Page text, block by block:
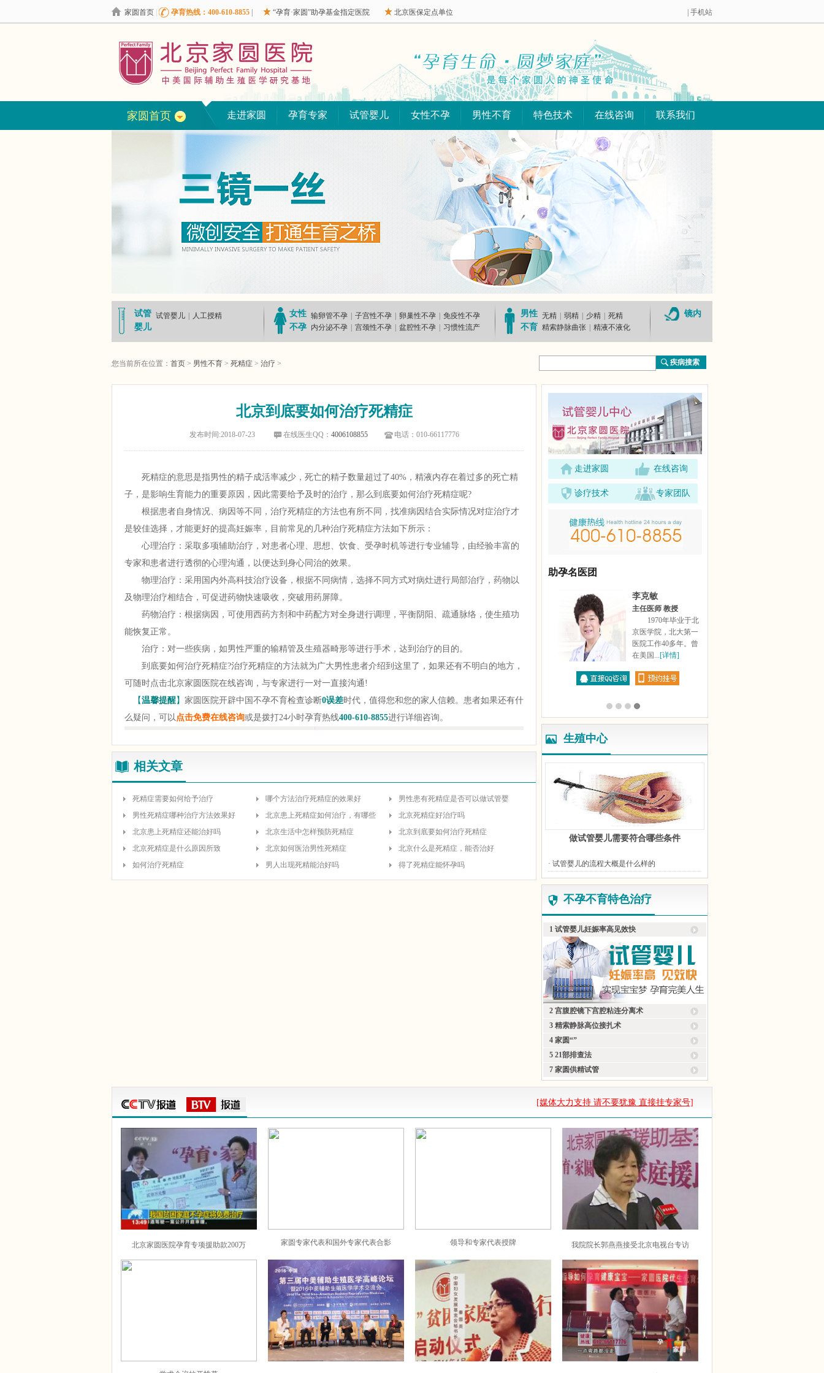
家圆首页 孕育热线：400-610-8855 “孕育·家圆”助孕基金指定医院 北京医保定点单位 | 手机站
家圆首页 走进家圆 孕育专家 试管婴儿 女性不孕 男性不育 特色技术 在线咨询 联系我们
试管
婴儿
试管婴儿 人工授精
女性
不孕
输卵管不孕 子宫性不孕 卵巢性不孕
免疫性不孕
内分泌不孕
宫颈性不孕 盆腔性不孕 习惯性流产
男性
不育
无精 弱精 少精
死精
精索静脉曲张
精液不液化
镜内
您当前所在位置： 首页 > 男性不育 > 死精症 > 治疗 >
北京到底要如何治疗死精症
发布时间:2018-07-23 在线医生QQ： 4006108855 电话：010-66117776
死精症的意思是指男性的精子成活率减少，死亡的精子数量超过了40%，精液内存在着过多的死亡精
子，是影响生育能力的重要原因，因此需要给予及时的治疗，那么到底要如何治疗死精症呢?
根据患者自身情况、病因等不同，治疗死精症的方法也有所不同，找准病因结合实际情况对症治疗才
是较佳选择，才能更好的提高妊娠率，目前常见的几种治疗死精症方法如下所示：
心理治疗：采取多项辅助治疗，对患者心理、思想、饮食、受孕时机等进行专业辅导，由经验丰富的
专家和患者进行透彻的心理沟通，以便达到身心同治的效果。
物理治疗：采用国内外高科技治疗设备，根据不同病情，选择不同方式对病灶进行局部治疗，药物以
及物理治疗相结合，可促进药物快速吸收，突破用药屏障。
药物治疗：根据病因，可使用西药方剂和中药配方对全身进行调理，平衡阴阳、疏通脉络，使生殖功
能恢复正常。
治疗：对一些疾病，如男性严重的输精管及生殖器畸形等进行手术，达到治疗的目的。
到底要如何治疗死精症?治疗死精症的方法就为广大男性患者介绍到这里了，如果还有不明白的地方，
可随时点击北京家圆医院在线咨询，与专家进行一对一直接沟通!
【温馨提醒】 家圆医院开辟中国不孕不育检查诊断0误差时代，值得您和您的家人信赖。患者如果还有什
么疑问，可以点击免费在线咨询或是拨打24小时孕育热线400-610-8855进行详细咨询。
相关文章
死精症需要如何给予治疗 哪个方法治疗死精症的效果好
男性患有死精症是否可以做试管婴
男性死精症哪种治疗方法效果好
北京患上死精症如何治疗，有哪些
北京死精症好治疗吗
北京患上死精症还能治好吗
北京生活中怎样预防死精症
北京到底要如何治疗死精症
北京死精症是什么原因所致
北京如何医治男性死精症
北京什么是死精症，能否治好
如何治疗死精症
男人出现死精能治好吗 得了死精症能怀孕吗
走进家圆 在线咨询
诊疗技术 专家团队
助孕名医团
廖希
主任医师 博士
毕业于中南大学
实验室 ,25年不孕不育
症... [详情]
主任医师
擅长辅助生殖技
孕不育症...[详情]
主治医师
专业特长为妇产
李克敏
主任医师 教授
1970年毕业于北
京医学院，北大第一
医院工作40多年。曾
在美国...[详情]
生殖中心
做试管婴儿需要符合哪些条件
· 试管婴儿的流程大概是什么样的
不孕不育特色治疗
1 试管婴儿妊娠率高见效快
2 宫腹腔镜下宫腔粘连分离术
3 精索静脉高位接扎术
4 家圆“”
5 21部排查法
7 家圆供精试管
[媒体大力支持 请不要犹豫 直接挂专家号]
北京家圆医院孕育专项援助款200万 家圆专家代表和国外专家代表合影 领导和专家代表授牌 我院院长郭燕燕接受北京电视台专访